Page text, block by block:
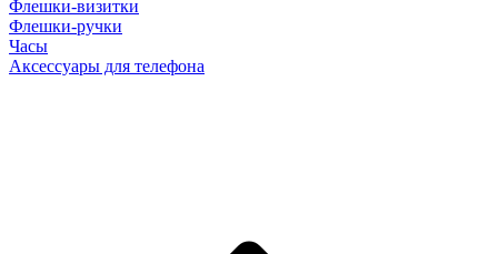
Флешки-визитки
Флешки-ручки
Часы
Аксессуары для телефона